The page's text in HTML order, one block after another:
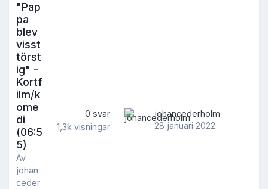
"Pap
pa
blev
visst
törst
ig" -
Kortf
ilm/k
ome
di
(06:5
5)
Av
johan
ceder
0 svar
1,3k visningar
johancederholm
28 januari 2022